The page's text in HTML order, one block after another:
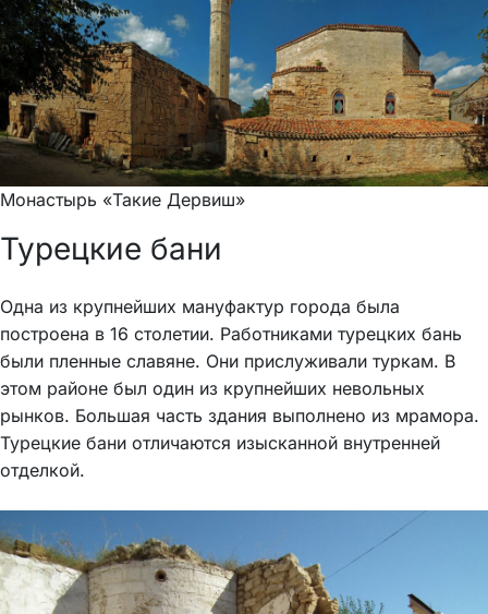
Монастырь «Такие Дервиш»
Турецкие бани
Одна из крупнейших мануфактур города была
построена в 16 столетии. Работниками турецких бань
были пленные славяне. Они прислуживали туркам. В
этом районе был один из крупнейших невольных
рынков. Большая часть здания выполнено из мрамора.
Турецкие бани отличаются изысканной внутренней
отделкой.